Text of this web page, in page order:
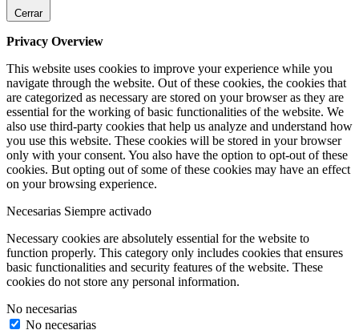
Cerrar
Privacy Overview
This website uses cookies to improve your experience while you
navigate through the website. Out of these cookies, the cookies that
are categorized as necessary are stored on your browser as they are
essential for the working of basic functionalities of the website. We
also use third-party cookies that help us analyze and understand how
you use this website. These cookies will be stored in your browser
only with your consent. You also have the option to opt-out of these
cookies. But opting out of some of these cookies may have an effect
on your browsing experience.
Necesarias Siempre activado
Necessary cookies are absolutely essential for the website to
function properly. This category only includes cookies that ensures
basic functionalities and security features of the website. These
cookies do not store any personal information.
No necesarias
No necesarias